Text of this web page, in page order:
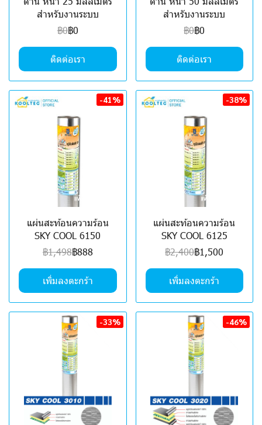
สำหรับงานระบบ
฿0฿0
ติดต่อเรา
สำหรับงานระบบ
฿0฿0
ติดต่อเรา
-41%
แผ่นสะท้อนความร้อน
SKY COOL 6150
฿1,498฿888
เพิ่มลงตะกร้า
-38%
แผ่นสะท้อนความร้อน
SKY COOL 6125
฿2,400฿1,500
เพิ่มลงตะกร้า
-33% -46%